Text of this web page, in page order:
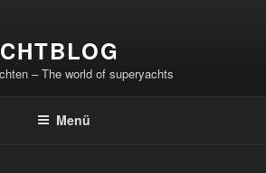
– The world of superyachts
Menü